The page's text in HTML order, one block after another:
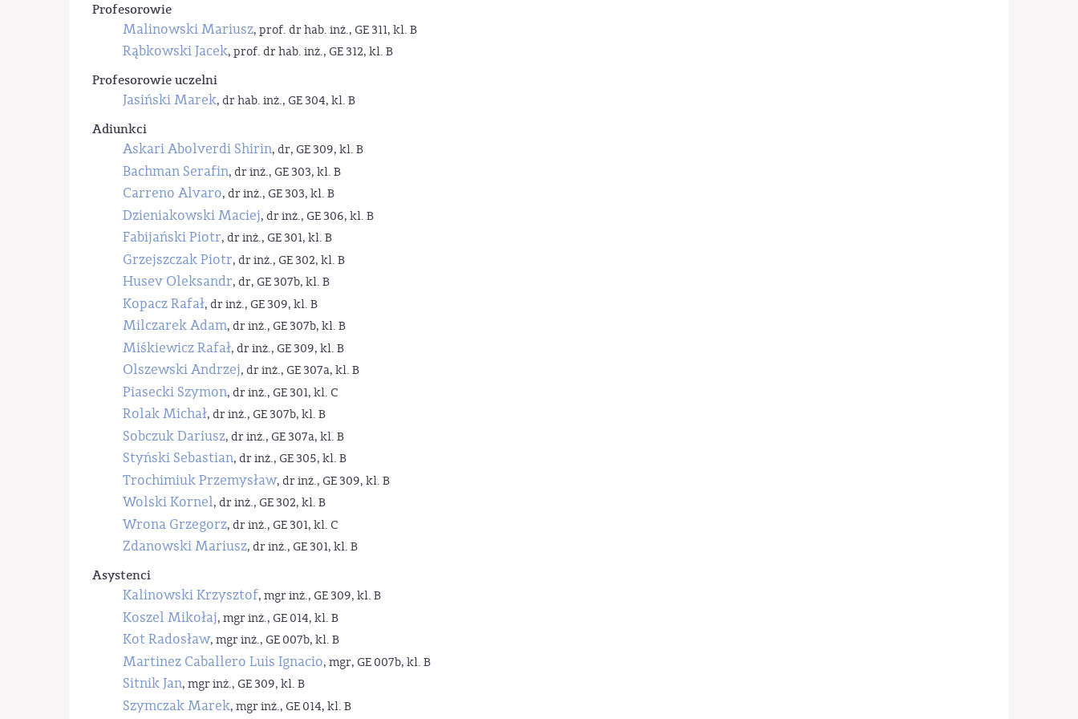
Profesorowie
Malinowski Mariusz, prof. dr hab. inż., GE 311, kl. B
Rąbkowski Jacek, prof. dr hab. inż., GE 312, kl. B
Profesorowie uczelni
Jasiński Marek, dr hab. inż., GE 304, kl. B
Adiunkci
Askari Abolverdi Shirin, dr, GE 309, kl. B
Bachman Serafin, dr inż., GE 303, kl. B
Carreno Alvaro, dr inż., GE 303, kl. B
Dzieniakowski Maciej, dr inż., GE 306, kl. B
Fabijański Piotr, dr inż., GE 301, kl. B
Grzejszczak Piotr, dr inż., GE 302, kl. B
Husev Oleksandr, dr, GE 307b, kl. B
Kopacz Rafał, dr inż., GE 309, kl. B
Milczarek Adam, dr inż., GE 307b, kl. B
Miśkiewicz Rafał, dr inż., GE 309, kl. B
Olszewski Andrzej, dr inż., GE 307a, kl. B
Piasecki Szymon, dr inż., GE 301, kl. C
Rolak Michał, dr inż., GE 307b, kl. B
Sobczuk Dariusz, dr inż., GE 307a, kl. B
Styński Sebastian, dr inż., GE 305, kl. B
Trochimiuk Przemysław, dr inż., GE 309, kl. B
Wolski Kornel, dr inż., GE 302, kl. B
Wrona Grzegorz, dr inż., GE 301, kl. C
Zdanowski Mariusz, dr inż., GE 301, kl. B
Asystenci
Kalinowski Krzysztof, mgr inż., GE 309, kl. B
Koszel Mikołaj, mgr inż., GE 014, kl. B
Kot Radosław, mgr inż., GE 007b, kl. B
Martinez Caballero Luis Ignacio, mgr, GE 007b, kl. B
Sitnik Jan, mgr inż., GE 309, kl. B
Szymczak Marek, mgr inż., GE 014, kl. B